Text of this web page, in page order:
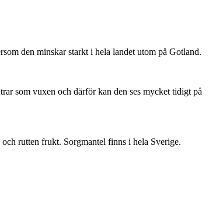
den minskar starkt i hela landet utom på Gotland.
som vuxen och därför kan den ses mycket tidigt på
rutten frukt. Sorgmantel finns i hela Sverige.